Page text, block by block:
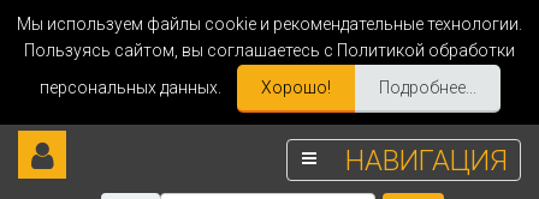
Мы используем файлы cookie и рекомендательные технологии.
Пользуясь сайтом, вы соглашаетесь с Политикой обработки
персональных данных.
Хорошо! Подробнее...
НАВИГАЦИЯ